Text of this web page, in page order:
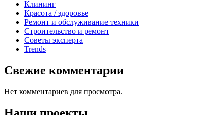
Клининг
Красота / здоровье
Ремонт и обслуживание техники
Строительство и ремонт
Советы эксперта
Trends
Свежие комментарии
Нет комментариев для просмотра.